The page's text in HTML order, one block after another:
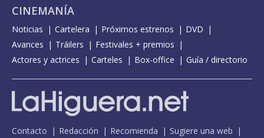
CINEMANÍA
Noticias Cartelera Próximos estrenos
DVD
Avances
Tráilers
Festivales + premios
Actores y actrices
Carteles Box-office Guía / directorio
Contacto Redacción Recomienda Sugiere una web